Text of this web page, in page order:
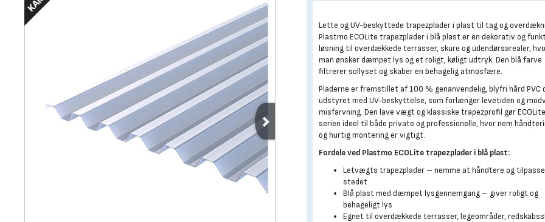
Lette og UV-beskyttede trapezplader i plast til tag og
Plastmo ECOLite trapezplader i blå plast er en dekorativ og
løsning til overdækkede terrasser, skure og udendørsarealer,
man ønsker dæmpet lys og et roligt, køligt udtryk. Den blå farve
filtrerer sollyset og skaber en behagelig atmosfære.
Pladerne er fremstillet af 100 % genanvendelig, blyfri hård PVC
udstyret med UV-beskyttelse, som forlænger levetiden og
misfarvning. Den lave vægt og klassiske trapezprofil gør
serien ideel til både private og professionelle, hvor nem
og hurtig montering er vigtigt.
Fordele ved Plastmo ECOLite trapezplader i blå plast:
Letvægts trapezplader – nemme at håndtere og
stedet
Blå plast med dæmpet lysgennemgang – giver roligt og
behageligt lys
Egnet til overdækkede terrasser, legeområder,